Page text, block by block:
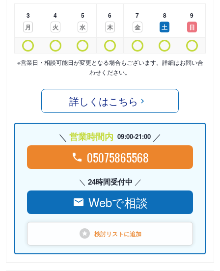
3
月
4
火
5
水
6
木
7
金
8
土
9
日
※営業日・相談可能日が変更となる場合もございます。詳細はお問い合
わせください。
詳しくはこちら
営業時間内 09:00-21:00
05075865568
24時間受付中
Webで相談
検討リストに追加